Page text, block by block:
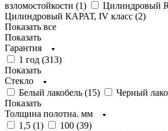
взломостойкости (1) Цилиндровый
Цилиндровый КАРАТ, IV класс (2)
Показать все
Показать
Гарантия
1 год (313)
Показать
Стекло
Белый лакобель (15) Черный
Показать
Толщина полотна. мм
1,5 (1) 100 (39)